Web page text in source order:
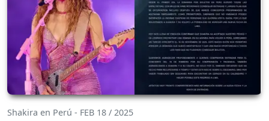
Shakira en Perú - FEB 18 / 2025